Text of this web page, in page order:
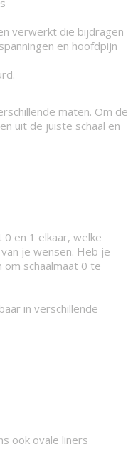
verwerkt die bijdragen
en hoofdpijn
maten. Om de
uit de juiste schaal en
en 1 elkaar, welke
je wensen. Heb je
om schaalmaat 0 te
in verschillende
ook ovale liners